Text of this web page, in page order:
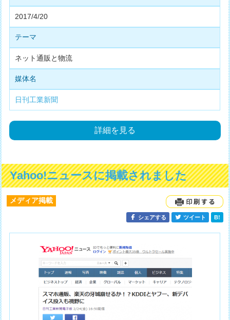
2017/4/20
テーマ
ネット通販と物流
媒体名
日刊工業新聞
詳細を見る
Yahoo!ニュースに掲載されました
メディア掲載
シェアする ツイート B!